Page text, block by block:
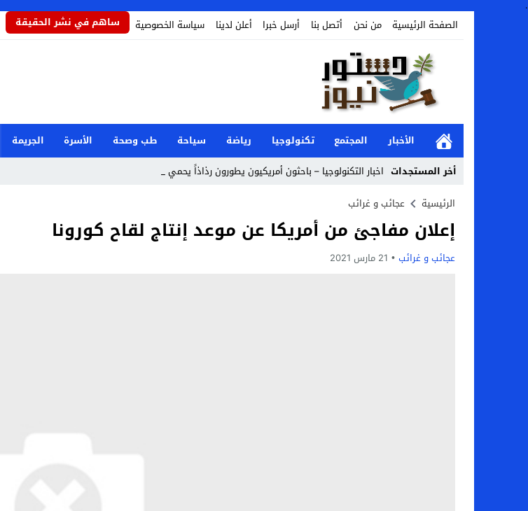
.
الصفحة الرئيسية
من نحن أتصل بنا أرسل خبرا أعلن لدينا سياسة الخصوصية ساهم في نشر الحقيقة
الأخبار المجتمع تكنولوجيا رياضة سياحة طب وصحة الأسرة الجريمة
أخر المستجدات اخبار التكنولوجيا – باحثون أمريكيون يطورون رذاذاً يحمي المحاص _
Stop
Previous
Next
الرئيسية عجائب و غرائب
إعلان مفاجئ من أمريكا عن موعد إنتاج لقاح كورونا
عجائب و غرائب 21 مارس 2021